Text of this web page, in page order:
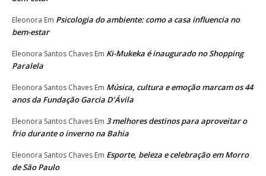
Eleonora Em Psicologia do ambiente: como a casa influencia no
bem-estar
Eleonora Santos Chaves Em Ki-Mukeka é inaugurado no Shopping
Paralela
Eleonora Santos Chaves Em Música, cultura e emoção marcam os 44
anos da Fundação Garcia D’Ávila
Eleonora Santos Chaves Em 3 melhores destinos para aproveitar o
frio durante o inverno na Bahia
Eleonora Santos Chaves Em Esporte, beleza e celebração em Morro
de São Paulo